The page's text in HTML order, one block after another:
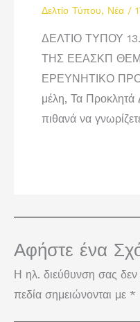
Δελτίο Τύπου, Νέα /
ΔΕΛΤΙΟ ΤΥΠΟΥ
ΤΗΣ ΕΕΑΣΚΠ
ΕΡΕΥΝΗΤΙΚΟ
μέλη, Τα
πιθανά να
Αφήστε ένα
Η ηλ. διεύθυνση σας δεν
πεδία σημειώνονται με *